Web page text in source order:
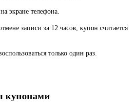
экране телефона.
записи за 12 часов, купон считается
только один раз.
купонами